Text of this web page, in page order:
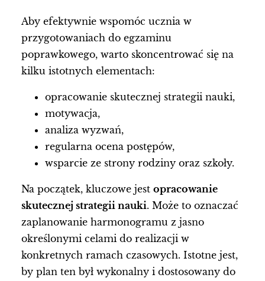
Aby efektywnie wspomóc ucznia w
przygotowaniach do egzaminu
poprawkowego, warto skoncentrować się na
kilku istotnych elementach:
opracowanie skutecznej strategii nauki,
motywacja,
analiza wyzwań,
regularna ocena postępów,
wsparcie ze strony rodziny oraz szkoły.
Na początek, kluczowe jest opracowanie
skutecznej strategii nauki. Może to oznaczać
zaplanowanie harmonogramu z jasno
określonymi celami do realizacji w
konkretnych ramach czasowych. Istotne jest,
by plan ten był wykonalny i dostosowany do